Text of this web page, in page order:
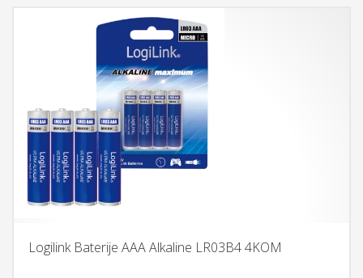
Logilink Baterije AAA Alkaline LR03B4 4KOM